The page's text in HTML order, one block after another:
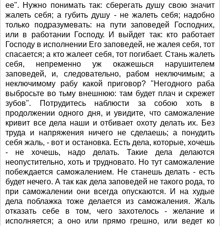
ее". Нужно понимать так: сберегать душу свою значит
жалеть себя; а губить душу - не жалеть себя; надобно
только подразумевать: на пути заповедей Господних,
или в работании Господу. И выйдет так: кто работает
Господу в исполнении Его заповедей, не жалея себя, тот
спасается; а кто жалеет себя, тот погибает. Стань жалеть
себя, непременно уж окажешься нарушителем
заповедей, и, следовательно, рабом неключимым; а
неключимому рабу какой приговор? "Негодного раба
выбросьте во тьму внешнюю: там будет плач и скрежет
зубов". Потрудитесь наблюсти за собою хоть в
продолжении одного дня, и увидите, что саможаление
кривит все дела наши и отбивает охоту делать их. Без
труда и напряжения ничего не сделаешь; а понудить
себя жаль, - вот и остановка. Есть дела, которые, хочешь
- не хочешь, надо делать. Такие дела делаются
неопустительно, хоть и трудновато. Но тут саможаление
побеждается саможалением. Не станешь делать - есть
будет нечего. А так как дела заповедей не такого рода, то
при саможалении они всегда опускаются. И на худые
дела поблажка тоже делается из саможаления. Жаль
отказать себе в том, чего захотелось - желание и
исполняется; а оно или прямо грешно, или ведет ко